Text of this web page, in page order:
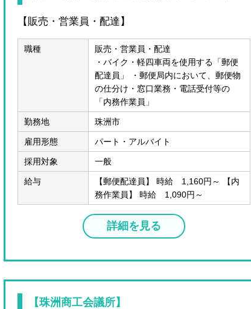
【販売・営業員・配達】
職種
販売・営業員・配達
・バイク・軽四車両を使用する「郵便
配達員」 ・郵便局内において、郵便物
の仕分け・窓口業務・電話受付等の
「内務作業員」
勤務地 珠洲市
雇用形態 パート・アルバイト
採用対象 一般
給与
【郵便配達員】 時給 1,160円～ 【内
務作業員】 時給 1,090円～
詳細を見る
【珠洲商工会議所】